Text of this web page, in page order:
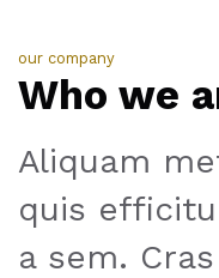
our company
Who we
Aliquam
quis
a sem.